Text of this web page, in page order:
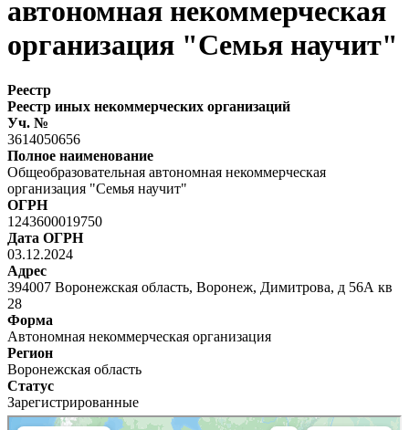
автономная некоммерческая
организация "Семья научит"
Реестр
Реестр иных некоммерческих организаций
Уч. №
3614050656
Полное наименование
Общеобразовательная автономная некоммерческая
организация "Семья научит"
ОГРН
1243600019750
Дата ОГРН
03.12.2024
Адрес
394007 Воронежская область, Воронеж, Димитрова, д 56А кв
28
Форма
Автономная некоммерческая организация
Регион
Воронежская область
Статус
Зарегистрированные